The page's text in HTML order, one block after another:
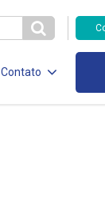
Contato